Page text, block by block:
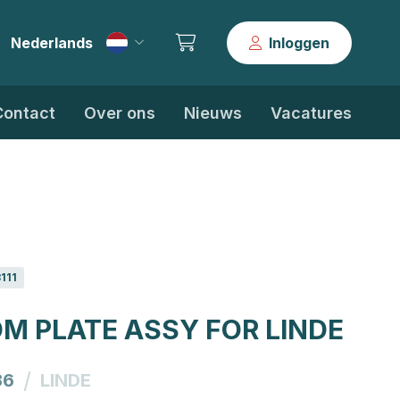
Nederlands Inloggen
Over ons Nieuws Vacatures
PLATE ASSY FOR LINDE
/ LINDE